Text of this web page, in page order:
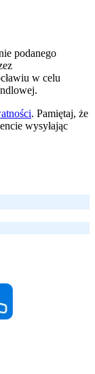
podanego
w celu
. Pamiętaj, że
wysyłając